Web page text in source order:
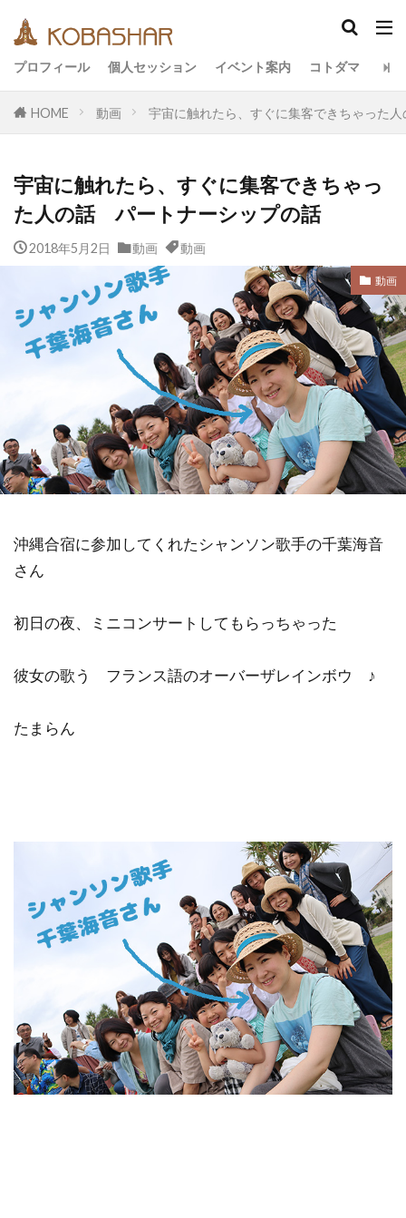
プロフィール 個人セッション イベント案内 コトダマ
HOME 動画 宇宙に触れたら、すぐに集客できちゃった
宇宙に触れたら、すぐに集客できちゃっ
た人の話 パートナーシップの話
2018年5月2日 動画 動画
動画
沖縄合宿に参加してくれたシャンソン歌手の千葉海音
さん
初日の夜、ミニコンサートしてもらっちゃった
彼女の歌う フランス語のオーバーザレインボウ ♪
たまらん
カテゴリー
イベント
イヤシロチ エコ
オフグリッド
デトックス
バシャール・宇宙の法則
リトリート
ワンネス
名古屋 子供
宇宙人
引き寄せの法則
愛 断食 旅
沖縄
祓い
覚醒の学校 農業 金沢市 鎮魂
検索